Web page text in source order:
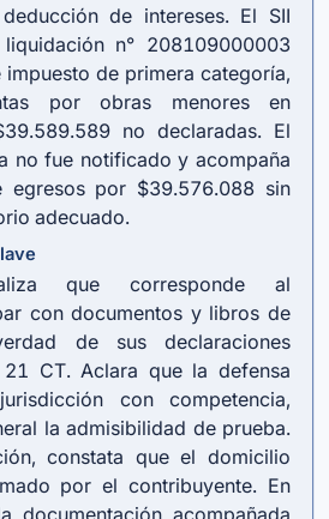
de intereses. El SII
n° 208109000003
de primera categoría,
por obras menores en
no declaradas. El
no fue notificado y acompaña
egresos por $39.576.088 sin
adecuado.
que corresponde al
con documentos y libros de
de sus declaraciones
21 CT. Aclara que la defensa
con competencia,
la admisibilidad de prueba.
constata que el domicilio
por el contribuyente. En
documentación acompañada